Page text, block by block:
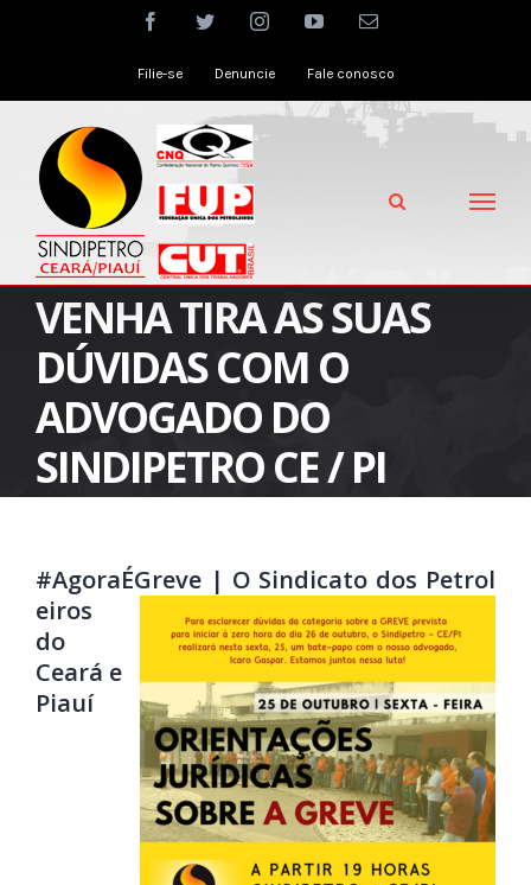
facebooktwitter instagramyoutubeEmail
Filie-se Denuncie Fale conosco
VENHA TIRA AS SUAS
DÚVIDAS COM O
ADVOGADO DO
SINDIPETRO CE / PI
#AgoraÉGreve | O Sindicato dos Petrol
eiros
do
Ceará e
Piauí